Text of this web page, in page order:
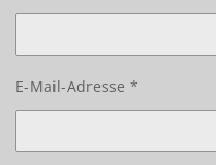
E-Mail-Adresse *